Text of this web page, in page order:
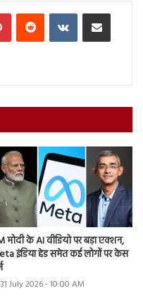
PinterestReddit VKontakteShare via Email
मोदी के AI वीडियो पर बड़ा एक्शन,
इंडिया हेड समेत कई लोगों पर केस
31 July 2026 - 10:00 AM